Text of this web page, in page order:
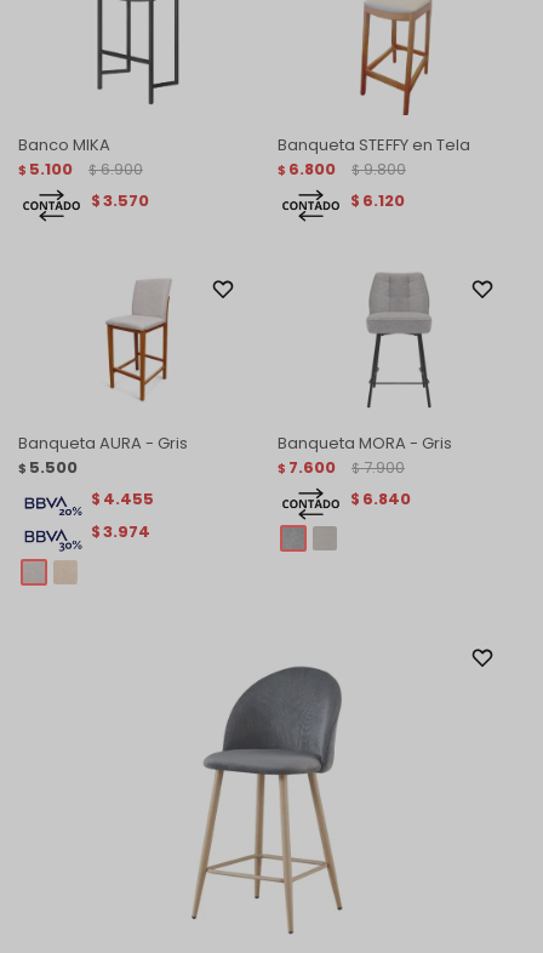
Banco MIKA
$ 5.100 $ 6.900
$3.570
Banqueta STEFFY en Tela
$ 6.800 $ 9.800
$ 6.120
Banqueta AURA - Gris
$ 5.500
$3.974
$ 4.455
Banqueta MORA - Gris
$ 7.600 $ 7.900
$ 6.840